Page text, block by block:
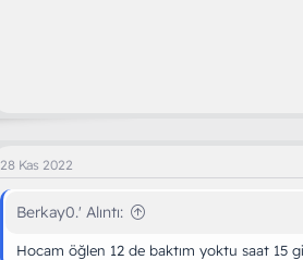
28 Kas 2022
Berkay0.' Alıntı:
Hocam öğlen 12 de baktım yoktu saat 15